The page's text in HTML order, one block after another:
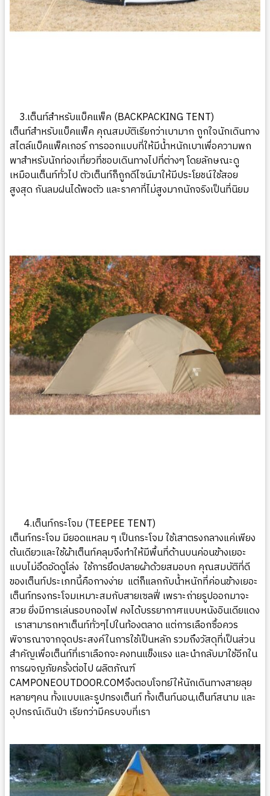
3.เต็นท์สำหรับแบ็คแพ็ค (BACKPACKING TENT)
เต็นท์สำหรับแบ็คแพ็ค คุณสมบัติเรียกว่าเบามาก ถูกใจนักเดินทาง
สไตล์แบ็คแพ็คเกอร์ การออกแบบที่ให้มีน้ำหนักเบาเพื่อความพก
พาสำหรับนักท่องเที่ยวที่ชอบเดินทางไปที่ต่างๆ โดยลักษณะดู
เหมือนเต็นท์ทั่วไป ตัวเต็นท์ก็ถูกดีไซน์มาให้มีประโยชน์ใช้สอย
สูงสุด กันลมฝนได้พอตัว และราคาที่ไม่สูงมากนักจริงเป็นที่นิยม
4.เต็นท์กระโจม (TEEPEE TENT)
เต็นท์กระโจม มียอดแหลม ๆ เป็นกระโจม ใช้เสาตรงกลางแค่เพียง
ต้นเดียวและใช้ผ้าเต็นท์คลุมจึงทำให้มีพื้นที่ด้านบนค่อนข้างเยอะ
แบบไม่อึดอัดดูโล่ง ใช้การยึดปลายผ้าด้วยสมอบก คุณสมบัติที่ดี
ของเต็นท์ประเภทนี้คือกางง่าย แต่ก็แลกกับน้ำหนักที่ค่อนข้างเยอะ
เต็นท์ทรงกระโจมเหมาะสมกับสายเซลฟี่ เพราะถ่ายรูปออกมาจะ
สวย ยิ่งมีการเล่นรอบกองไฟ คงได้บรรยากาศแบบหนังอินเดียแดง
เราสามารถหาเต็นท์ทั่วๆไปในท้องตลาด แต่การเลือกซื้อควร
พิจารณาจากจุดประสงค์ในการใช้เป็นหลัก รวมถึงวัสดุที่เป็นส่วน
สำคัญเพื่อเต็นท์ที่เราเลือกจะคงทนแข็งแรง และนำกลับมาใช้อีกใน
การผจญภัยครั้งต่อไป ผลิตภัณฑ์
CAMPONEOUTDOOR.COMจึงตอบโจทย์ให้นักเดินทางสายลุย
หลายๆคน ทั้งแบบและรูปทรงเต็นท์ ทั้งเต็นท์นอน,เต็นท์สนาม และ
อุปกรณ์เดินป่า เรียกว่ามีครบจบที่เรา